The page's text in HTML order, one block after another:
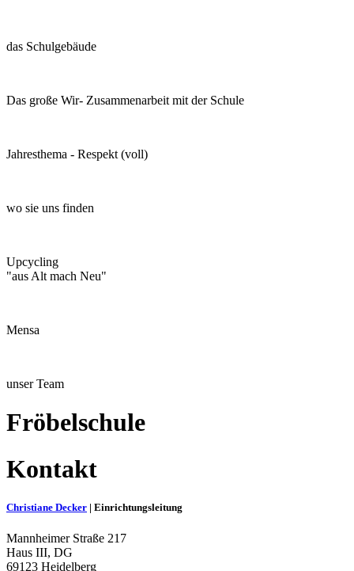
das Schulgebäude
Das große Wir- Zusammenarbeit mit der Schule
Jahresthema - Respekt (voll)
wo sie uns finden
Upcycling
"aus Alt mach Neu"
Mensa
unser Team
Fröbelschule
Kontakt
Christiane Decker | Einrichtungsleitung
Mannheimer Straße 217
Haus III, DG
69123 Heidelberg